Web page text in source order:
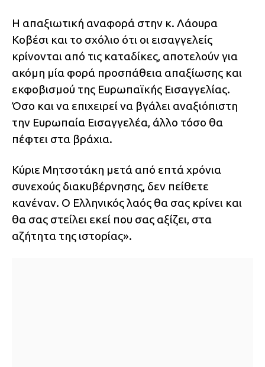
Η απαξιωτική αναφορά στην κ. Λάουρα
Κοβέσι και το σχόλιο ότι οι εισαγγελείς
κρίνονται από τις καταδίκες, αποτελούν για
ακόμη μία φορά προσπάθεια απαξίωσης και
εκφοβισμού της Ευρωπαϊκής Εισαγγελίας.
Όσο και να επιχειρεί να βγάλει αναξιόπιστη
την Ευρωπαία Εισαγγελέα, άλλο τόσο θα
πέφτει στα βράχια.
Κύριε Μητσοτάκη μετά από επτά χρόνια
συνεχούς διακυβέρνησης, δεν πείθετε
κανέναν. Ο Ελληνικός λαός θα σας κρίνει και
θα σας στείλει εκεί που σας αξίζει, στα
αζήτητα της ιστορίας».